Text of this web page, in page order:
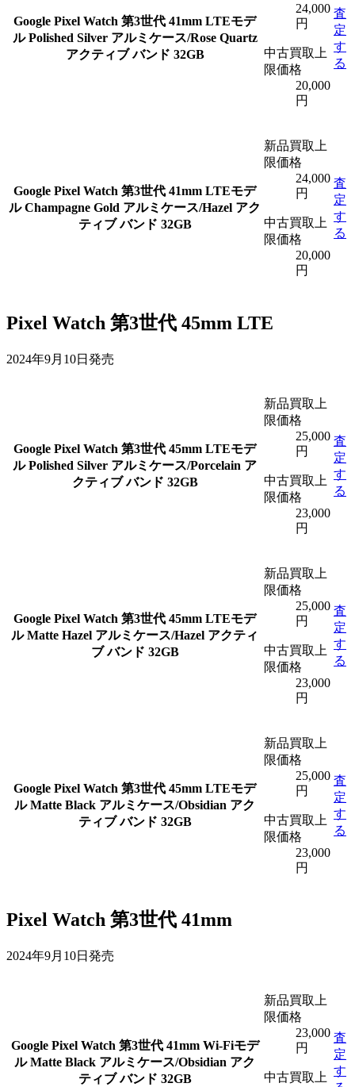
Google Pixel Watch 第3世代 41mm LTEモデ
ル Polished Silver アルミケース/Rose Quartz
アクティブ バンド 32GB
24,000
円
中古買取上
限価格
20,000
円
査
定
す
る
Google Pixel Watch 第3世代 41mm LTEモデ
ル Champagne Gold アルミケース/Hazel アク
ティブ バンド 32GB
新品買取上
限価格
24,000
円
中古買取上
限価格
20,000
円
査
定
す
る
Pixel Watch 第3世代 45mm LTE
2024年9月10日発売
Google Pixel Watch 第3世代 45mm LTEモデ
ル Polished Silver アルミケース/Porcelain ア
クティブ バンド 32GB
新品買取上
限価格
25,000
円
中古買取上
限価格
23,000
円
査
定
す
る
Google Pixel Watch 第3世代 45mm LTEモデ
ル Matte Hazel アルミケース/Hazel アクティ
ブ バンド 32GB
新品買取上
限価格
25,000
円
中古買取上
限価格
23,000
円
査
定
す
る
Google Pixel Watch 第3世代 45mm LTEモデ
ル Matte Black アルミケース/Obsidian アク
ティブ バンド 32GB
新品買取上
限価格
25,000
円
中古買取上
限価格
23,000
円
査
定
す
る
Pixel Watch 第3世代 41mm
2024年9月10日発売
Google Pixel Watch 第3世代 41mm Wi-Fiモデ
ル Matte Black アルミケース/Obsidian アク
ティブ バンド 32GB
新品買取上
限価格
23,000
円
中古買取上
査
定
す